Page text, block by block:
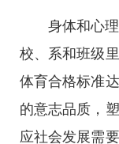
身体和心
校、系和班级
体育合格标准
的意志品质，
应社会发展需